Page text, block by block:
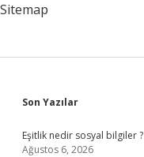
Sitemap
Sidebar
Son Yazılar
Eşitlik nedir sosyal bilgiler ?
Ağustos 6, 2026